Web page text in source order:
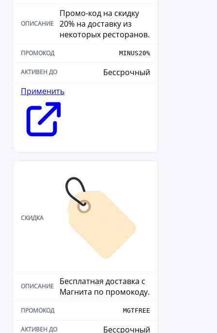
Промо-код на скидку
20% на доставку из
некоторых ресторанов.
MINUS20%
Бессрочный
Применить
Бесплатная доставка с
Магнита по промокоду.
MGTFREE
Бессрочный